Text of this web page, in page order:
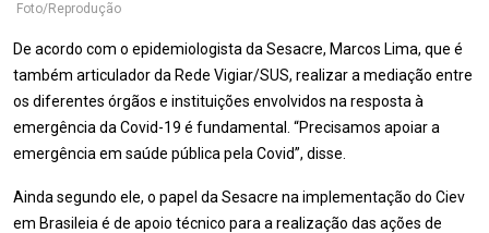
Foto/Reprodução
De acordo com o epidemiologista da Sesacre, Marcos Lima, que é
também articulador da Rede Vigiar/SUS, realizar a mediação entre
os diferentes órgãos e instituições envolvidos na resposta à
emergência da Covid-19 é fundamental. “Precisamos apoiar a
emergência em saúde pública pela Covid”, disse.
Ainda segundo ele, o papel da Sesacre na implementação do Ciev
em Brasileia é de apoio técnico para a realização das ações de